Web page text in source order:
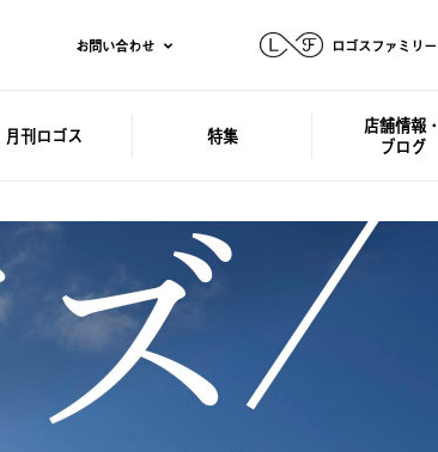
お問い合わせ ロゴスファミリー
月刊ロゴス 特集
店舗情報・
ブログ